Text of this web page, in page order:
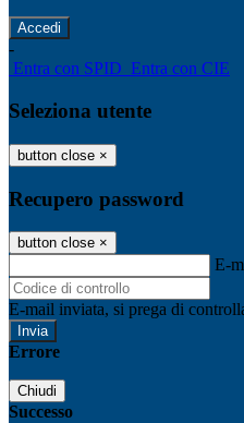
-
Entra con SPID Entra con CIE
Seleziona utente
button close ×
Recupero password
button close ×
E-
E-mail inviata, si prega di
Errore
Chiudi
Successo